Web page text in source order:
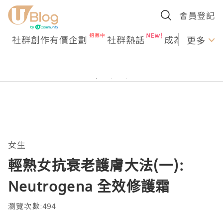
會員登記
社群創作有價企劃 社群熱話 成為U更多
女生
輕熟女抗衰老護膚大法(一):
Neutrogena 全效修護霜
瀏覽次數:494